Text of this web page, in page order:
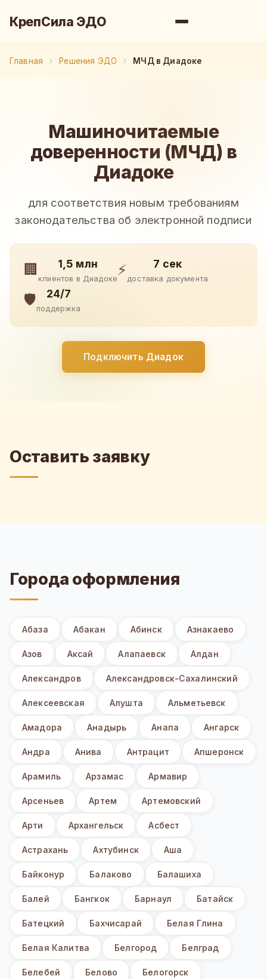
КрепСила ЭДО
Главная Решения ЭДО МЧД в Диадоке
Машиночитаемые
доверенности (МЧД) в
Диадоке
для соответствия новым требованиям
законодательства об электронной подписи
🏢 1,5 млн
клиентов в Диадоке
⚡ 7 сек
доставка документа
🛡️ 24/7
поддержка
Подключить Диадок
Оставить заявку
Города оформления
Абаза Абакан Абинск Азнакаево
Азов Аксай Алапаевск Алдан
Александров Александровск-Сахалинский
Алексеевская Алушта Альметьевск
Амадора Анадырь Анапа Ангарск
Андра Анива Антрацит Апшеронск
Арамиль Арзамас Армавир
Арсеньев Артем Артемовский
Арти Архангельск Асбест
Астрахань Ахтубинск Аша
Байконур Балаково Балашиха
Балей Бангкок Барнаул Батайск
Батецкий Бахчисарай Белая Глина
Белая Калитва Белгород Белград
Белебей Белово Белогорск